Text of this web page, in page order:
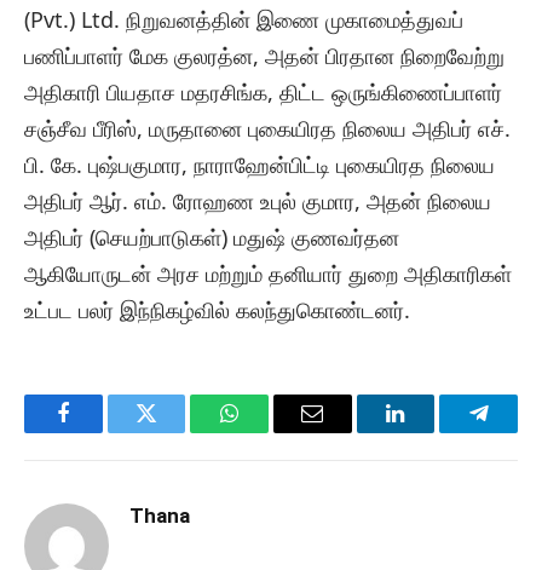
(Pvt.) Ltd. நிறுவனத்தின் இணை முகாமைத்துவப்
பணிப்பாளர் மேக குலரத்ன, அதன் பிரதான நிறைவேற்று
அதிகாரி பியதாச மதரசிங்க, திட்ட ஒருங்கிணைப்பாளர்
சஞ்சீவ பீரிஸ், மருதானை புகையிரத நிலைய அதிபர் எச்.
பி. கே. புஷ்பகுமார, நாராஹேன்பிட்டி புகையிரத நிலைய
அதிபர் ஆர். எம். ரோஹண உபுல் குமார, அதன் நிலைய
அதிபர் (செயற்பாடுகள்) மதுஷ் குணவர்தன
ஆகியோருடன் அரச மற்றும் தனியார் துறை அதிகாரிகள்
உட்பட பலர் இந்நிகழ்வில் கலந்துகொண்டனர்.
FacebookTwitter WhatsAppEmail LinkedIn
Thana